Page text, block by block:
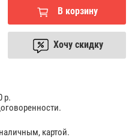
В корзину
Хочу скидку
р.
картой.